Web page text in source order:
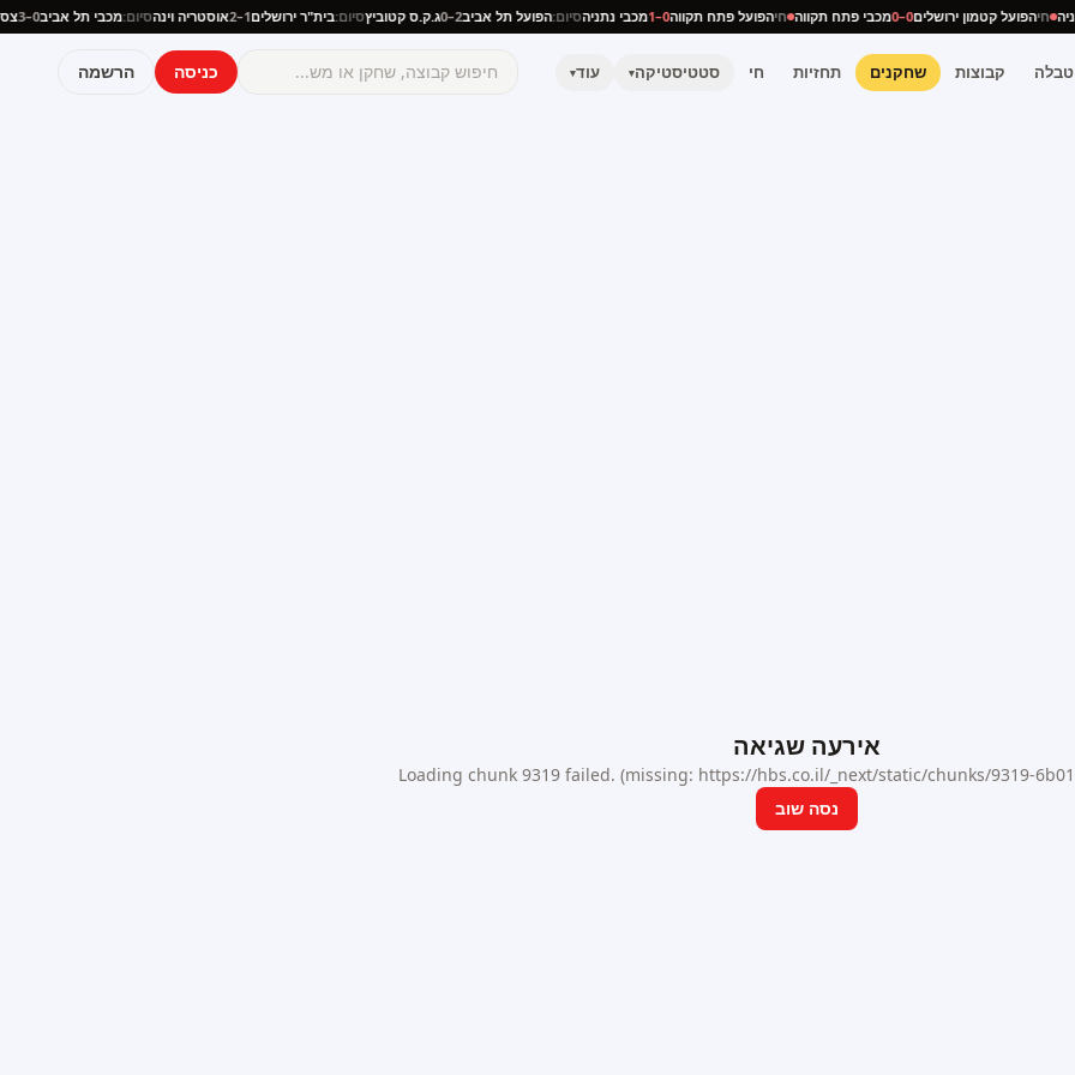
חיהפועל קטמון ירושלים0–0 מכבי פתח תקווה חיהפועל פתח תקווה0–1 מכבי נתניהסיום:הפועל תל אביב2–0 ג.ק.ס קטוביץסיום:בית"ר ירושלים1–2 אוסטריה וינהסיום:מכבי תל אביב0–3
טבלה קבוצות שחקנים תחזיות חי סטטיסטיקה▾ עוד▾ כניסה הרשמה
אירעה שגיאה
Loading chunk 9319 failed. (missing: https://hbs.co.il/_next/static/chunks/9319-
נסה שוב